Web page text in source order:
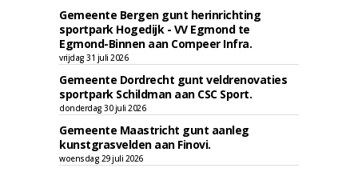
Gemeente Bergen gunt herinrichting
sportpark Hogedijk - VV Egmond te
Egmond-Binnen aan Compeer Infra.
vrijdag 31 juli 2026
Gemeente Dordrecht gunt veldrenovaties
sportpark Schildman aan CSC Sport.
donderdag 30 juli 2026
Gemeente Maastricht gunt aanleg
kunstgrasvelden aan Finovi.
woensdag 29 juli 2026